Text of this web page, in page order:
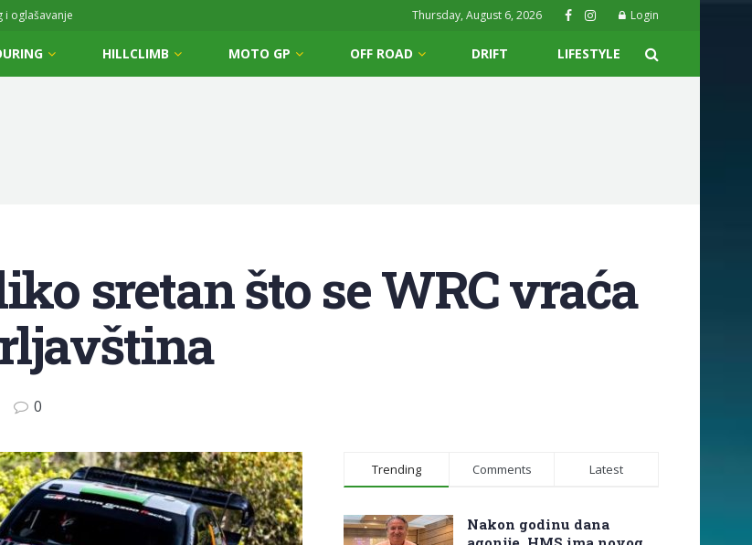
i oglašavanje Thursday, August 6, 2026 Login
HILLCLIMB MOTO GP OFF ROAD DRIFT LIFESTYLE
sretan što se WRC vraća
0
Trending Comments Latest
Nakon godinu dana